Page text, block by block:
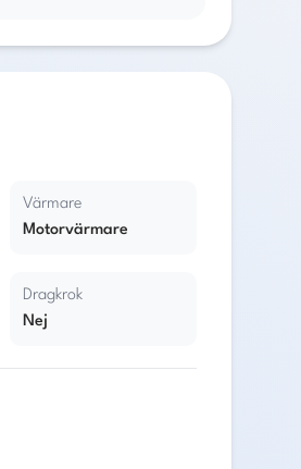
Värmare
Motorvärmare
Dragkrok
Nej